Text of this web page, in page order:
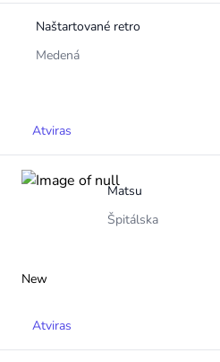
Naštartované retro
Medená
Atviras
Matsu
Špitálska
New
Atviras